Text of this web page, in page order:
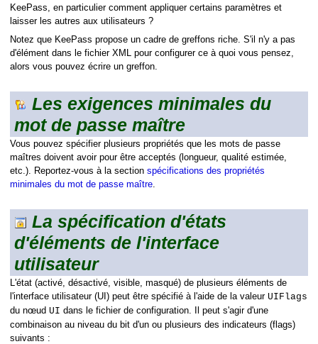
KeePass, en particulier comment appliquer certains paramètres et
laisser les autres aux utilisateurs ?
Notez que KeePass propose un cadre de greffons riche. S'il n'y a pas
d'élément dans le fichier XML pour configurer ce à quoi vous pensez,
alors vous pouvez écrire un greffon.
Les exigences minimales du
mot de passe maître
Vous pouvez spécifier plusieurs propriétés que les mots de passe
maîtres doivent avoir pour être acceptés (longueur, qualité estimée,
etc.). Reportez-vous à la section spécifications des propriétés
minimales du mot de passe maître.
La spécification d'états
d'éléments de l'interface
utilisateur
L'état (activé, désactivé, visible, masqué) de plusieurs éléments de
l'interface utilisateur (UI) peut être spécifié à l'aide de la valeur UIFlags
du nœud UI dans le fichier de configuration. Il peut s'agir d'une
combinaison au niveau du bit d'un ou plusieurs des indicateurs (flags)
suivants :